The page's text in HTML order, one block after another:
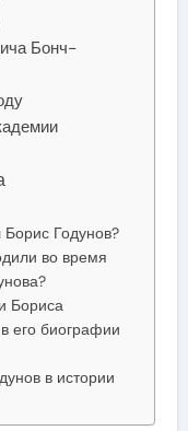
Бонч-
Годунов?
во время
Бориса
его биографии
в истории